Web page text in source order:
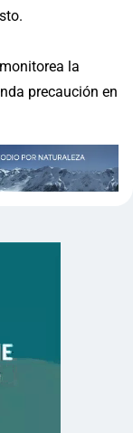
la
precaución en